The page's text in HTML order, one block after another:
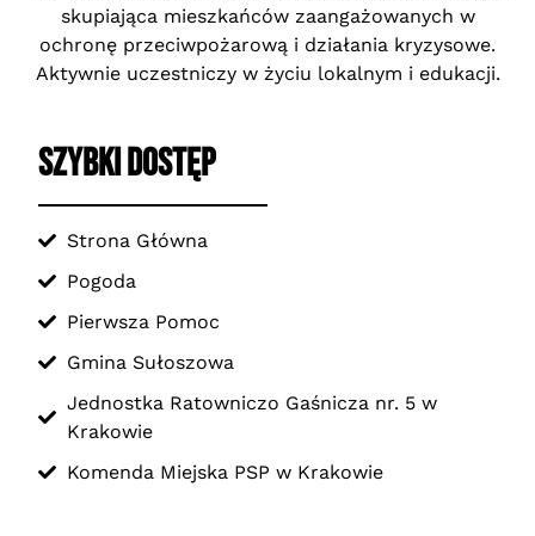
skupiająca mieszkańców zaangażowanych w
ochronę przeciwpożarową i działania kryzysowe.
Aktywnie uczestniczy w życiu lokalnym i edukacji.
SZYBKI DOSTĘP
Strona Główna
Pogoda
Pierwsza Pomoc
Gmina Sułoszowa
Jednostka Ratowniczo Gaśnicza nr. 5 w
Krakowie
Komenda Miejska PSP w Krakowie